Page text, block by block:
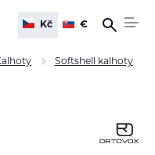
Kč €
Softshell kalhoty